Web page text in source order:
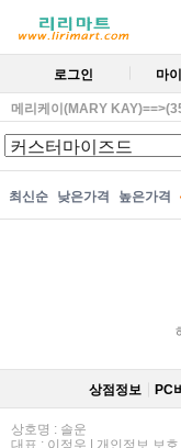
로그인 마
메리케이(MARY
최신순 낮은가격 높은가격
상점정보 PC
상호명 : 솔운
대표 : 이정우 | 개인정보 보호